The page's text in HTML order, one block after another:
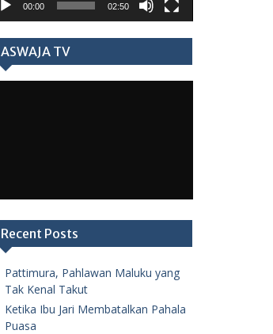
00:00 02:50
ASWAJA TV
Recent Posts
Pattimura, Pahlawan Maluku yang
Tak Kenal Takut
Ketika Ibu Jari Membatalkan Pahala
Puasa